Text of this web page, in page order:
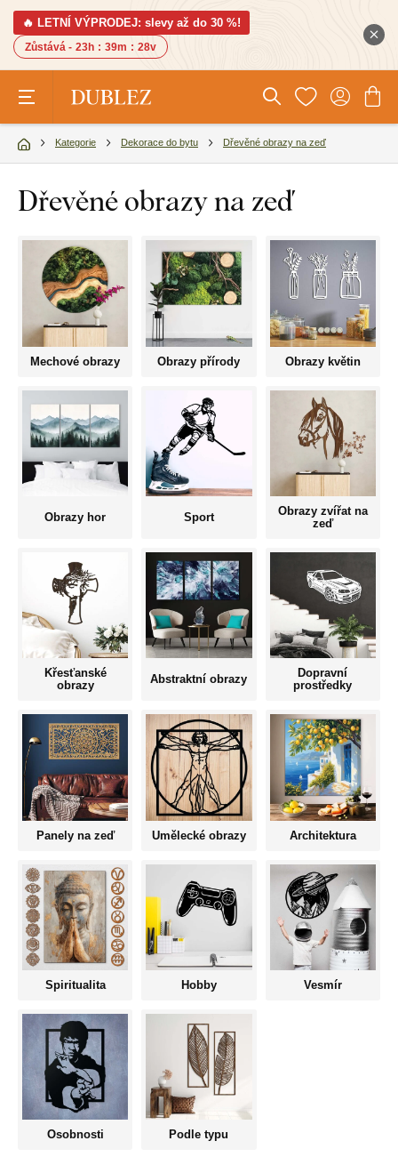
🔥 LETNÍ VÝPRODEJ: slevy až do 30 %!
Zůstává - 23h : 39m : 27v
Kategorie Dekorace do bytu Dřevěné obrazy na zeď
Dřevěné obrazy na zeď
Mechové obrazy Obrazy přírody Obrazy květin
Obrazy hor Sport
Obrazy zvířat na
zeď
Křesťanské
obrazy
Abstraktní obrazy
Dopravní
prostředky
Panely na zeď Umělecké obrazy Architektura
Spiritualita Hobby Vesmír
Osobnosti Podle typu